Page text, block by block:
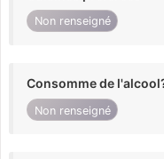
Non renseigné
Consomme de
Non renseigné